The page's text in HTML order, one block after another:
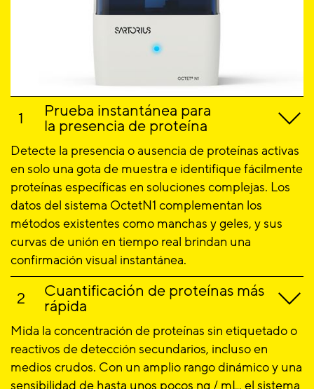
Prueba instantánea para
la presencia de proteína
Detecte la presencia o ausencia de proteínas activas
en solo una gota de muestra e identifique fácilmente
proteínas específicas en soluciones complejas. Los
datos del sistema OctetN1 complementan los
métodos existentes como manchas y geles, y sus
curvas de unión en tiempo real brindan una
confirmación visual instantánea.
Cuantificación de proteínas más
rápida
Mida la concentración de proteínas sin etiquetado o
reactivos de detección secundarios, incluso en
medios crudos. Con un amplio rango dinámico y una
sensibilidad de hasta unos pocos ng / mL, el sistema